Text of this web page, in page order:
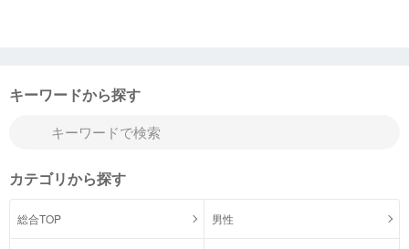
キーワードから探す
カテゴリから探す
総合TOP 男性